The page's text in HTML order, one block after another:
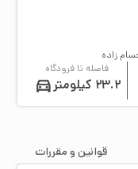
فاصله تا فرودگاه
23.2 کیلومتر
قوانین و مقررات